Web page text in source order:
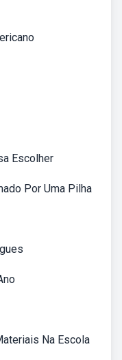
Escolher
Por Uma Pilha
Na Escola